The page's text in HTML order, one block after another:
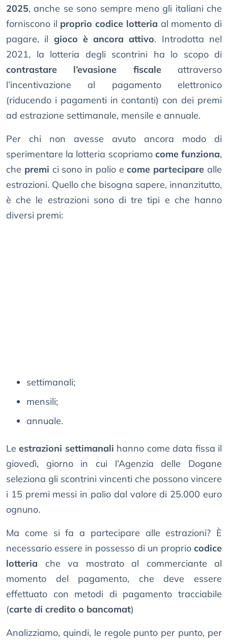
2025, anche se sono sempre meno gli italiani che
forniscono il proprio codice lotteria al momento di
pagare, il gioco è ancora attivo. Introdotta nel
2021, la lotteria degli scontrini ha lo scopo di
contrastare l’evasione fiscaleattraverso
l’incentivazione al pagamento elettronico
(riducendo i pagamenti in contanti) con dei premi
ad estrazione settimanale, mensile e annuale.
Per chi non avesse avuto ancora modo di
sperimentare la lotteria scopriamo come funziona,
che premi ci sono in palio ecome partecipare alle
estrazioni. Quello che bisogna sapere, innanzitutto,
è che le estrazioni sono di tre tipi e che hanno
diversi premi:
settimanali;
mensili;
annuale.
Leestrazioni settimanali hanno come data fissa il
giovedì, giorno in cui l’Agenzia delle Dogane
seleziona gli scontrini vincenti che possono vincere
i 15 premi messi in palio dal valore di 25.000 euro
ognuno.
Ma come si fa a partecipare alle estrazioni? È
necessario essere in possesso di un proprio codice
lotteria che va mostrato al commerciante al
momento del pagamento, che deve essere
effettuato con metodi di pagamento tracciabile
(carte di credito o bancomat)
Analizziamo, quindi, le regole punto per punto, per